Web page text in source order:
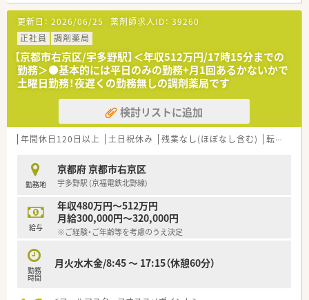
更新日： 2026/06/25 薬剤師求人ID： 39260
正社員
調剤薬局
【京都市右京区/宇多野駅】＜年収512万円/17時15分までの
勤務＞●基本的には平日のみの勤務+月1回あるかないかで
土曜日勤務！夜遅くの勤務無しの調剤薬局です
検討リストに追加
年間休日120日以上 土日祝休み 残業なし(ほぼなし含む) 転勤なし
勤務地
京都府 京都市右京区
宇多野駅 (京福電鉄北野線)
給与
年収480万円～512万円
月給300,000円～320,000円
※ご経験・ご年齢等を考慮のうえ決定
勤務
時間
月火水木金/8:45 ～ 17:15（休憩60分）